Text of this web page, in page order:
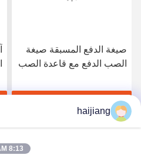
صيغة الدفع المسبقة صيغة
الصب الدفع مع قاعدة الصب
لكفاءة إنتاج قطع البلاستيك
احصل على أفضل سعر
haijiang
8:13 AM